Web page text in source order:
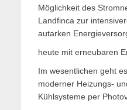
Möglichkeit des
Landfinca zur
autarken
heute mit erneubaren
Im wesentlichen geht
moderner Heizungs-
Kühlsysteme per